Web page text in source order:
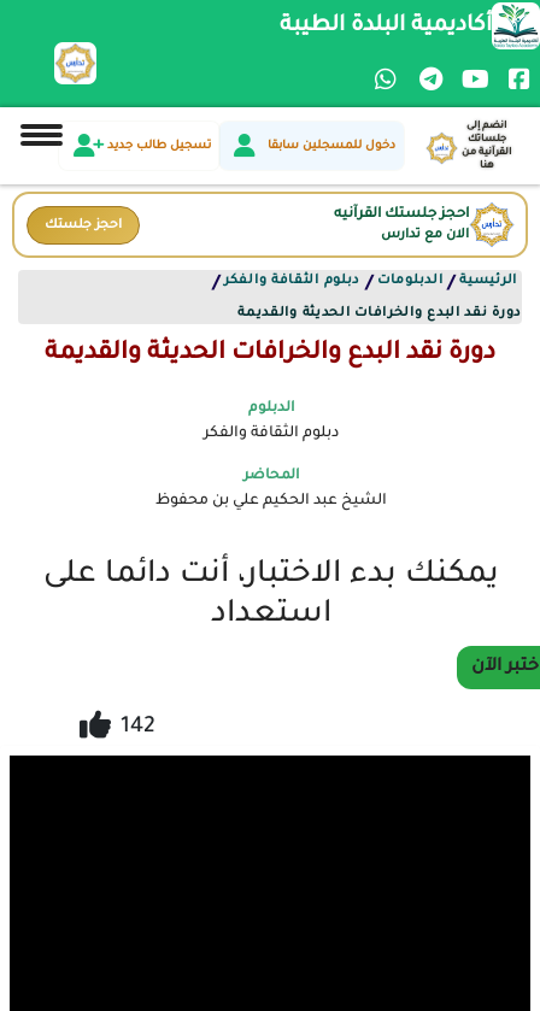
أكاديمية البلدة الطيبة
دخول للمسجلين سابقا تسجيل طالب جديد
انضم إلى
جلساتك
القرآنية من
هنا
احجز جلستك القرآنيه
الان مع تدارس
احجز جلستك
الرئيسية / الدبلومات / دبلوم الثقافة والفكر /
دورة نقد البدع والخرافات الحديثة والقديمة
دورة نقد البدع والخرافات الحديثة والقديمة
الدبلوم
دبلوم الثقافة والفكر
المحاضر
الشيخ عبد الحكيم علي بن محفوظ
يمكنك بدء الاختبار، أنت دائما على
استعداد
الآن
142